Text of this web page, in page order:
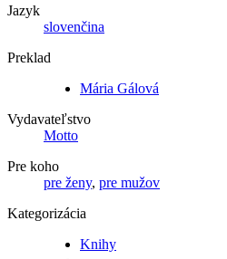
Jazyk
slovenčina
Preklad
Mária Gálová
Vydavateľstvo
Motto
Pre koho
pre ženy, pre mužov
Kategorizácia
Knihy